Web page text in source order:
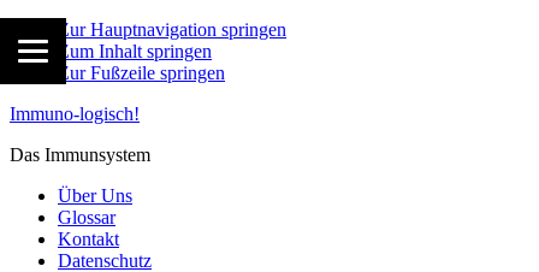
Zur Hauptnavigation springen
Zum Inhalt springen
Zur Fußzeile springen
Immuno-logisch!
Das Immunsystem
Über Uns
Glossar
Kontakt
Datenschutz